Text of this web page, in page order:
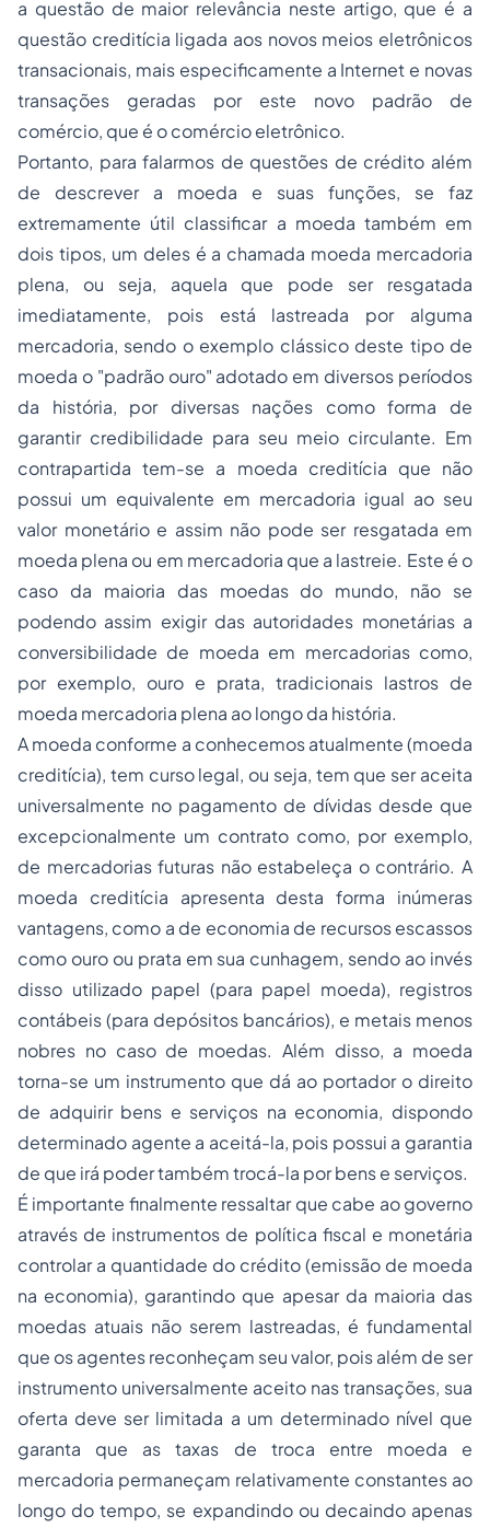
a questão de maior relevância neste artigo, que é a
questão creditícia ligada aos novos meios eletrônicos
transacionais, mais especificamente a Internet e novas
transações geradas por este novo padrão de
comércio, que é o comércio eletrônico.
Portanto, para falarmos de questões de crédito além
de descrever a moeda e suas funções, se faz
extremamente útil classificar a moeda também em
dois tipos, um deles é a chamada moeda mercadoria
plena, ou seja, aquela que pode ser resgatada
imediatamente, pois está lastreada por alguma
mercadoria, sendo o exemplo clássico deste tipo de
moeda o "padrão ouro" adotado em diversos períodos
da história, por diversas nações como forma de
garantir credibilidade para seu meio circulante. Em
contrapartida tem-se a moeda creditícia que não
possui um equivalente em mercadoria igual ao seu
valor monetário e assim não pode ser resgatada em
moeda plena ou em mercadoria que a lastreie. Este é o
caso da maioria das moedas do mundo, não se
podendo assim exigir das autoridades monetárias a
conversibilidade de moeda em mercadorias como,
por exemplo, ouro e prata, tradicionais lastros de
moeda mercadoria plena ao longo da história.
A moeda conforme a conhecemos atualmente (moeda
creditícia), tem curso legal, ou seja, tem que ser aceita
universalmente no pagamento de dívidas desde que
excepcionalmente um contrato como, por exemplo,
de mercadorias futuras não estabeleça o contrário. A
moeda creditícia apresenta desta forma inúmeras
vantagens, como a de economia de recursos escassos
como ouro ou prata em sua cunhagem, sendo ao invés
disso utilizado papel (para papel moeda), registros
contábeis (para depósitos bancários), e metais menos
nobres no caso de moedas. Além disso, a moeda
torna-se um instrumento que dá ao portador o direito
de adquirir bens e serviços na economia, dispondo
determinado agente a aceitá-la, pois possui a garantia
de que irá poder também trocá-la por bens e serviços.
É importante finalmente ressaltar que cabe ao governo
através de instrumentos de política fiscal e monetária
controlar a quantidade do crédito (emissão de moeda
na economia), garantindo que apesar da maioria das
moedas atuais não serem lastreadas, é fundamental
que os agentes reconheçam seu valor, pois além de ser
instrumento universalmente aceito nas transações, sua
oferta deve ser limitada a um determinado nível que
garanta que as taxas de troca entre moeda e
mercadoria permaneçam relativamente constantes ao
longo do tempo, se expandindo ou decaindo apenas